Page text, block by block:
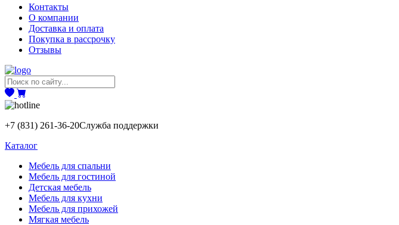
Контакты
О компании
Доставка и оплата
Покупка в рассрочку
Отзывы
+7 (831) 261-36-20Служба поддержки
Каталог
Мебель для спальни
Мебель для гостиной
Детская мебель
Мебель для кухни
Мебель для прихожей
Мягкая мебель